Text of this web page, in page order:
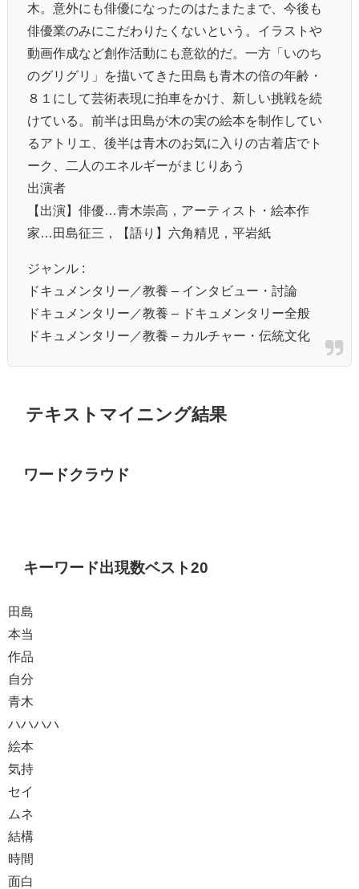
木。意外にも俳優になったのはたまたまで、今後も
俳優業のみにこだわりたくないという。イラストや
動画作成など創作活動にも意欲的だ。一方「いのち
のグリグリ」を描いてきた田島も青木の倍の年齢・
８１にして芸術表現に拍車をかけ、新しい挑戦を続
けている。前半は田島が木の実の絵本を制作してい
るアトリエ、後半は青木のお気に入りの古着店でト
ーク、二人のエネルギーがまじりあう
出演者
【出演】俳優…青木崇高，アーティスト・絵本作
家…田島征三，【語り】六角精児，平岩紙
ジャンル :
ドキュメンタリー／教養 – インタビュー・討論
ドキュメンタリー／教養 – ドキュメンタリー全般
ドキュメンタリー／教養 – カルチャー・伝統文化
テキストマイニング結果
ワードクラウド
キーワード出現数ベスト20
田島
本当
作品
自分
青木
ハハハハ
絵本
気持
セイ
ムネ
結構
時間
面白